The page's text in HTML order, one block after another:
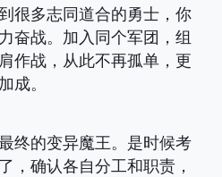
很多志同道合的勇士，你
奋战。加入同个军团，组
作战，从此不再孤单，更
成。
终的变异魔王。是时候考
，确认各自分工和职责，